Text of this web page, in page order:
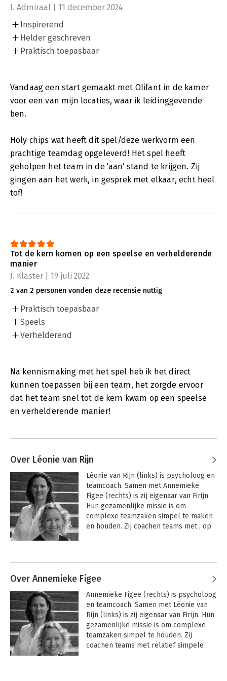
van de online werkvormen, makkelijk bij elkaar kunt zoeken.
De kaartenset kun je op heel veel manieren inzetten. Via de
QR-code kom je op de bijbehorende website waar wordt
uitgelegd hoe je de kaartenset effectief inzet. Je vindt daar ook
verschillende werkvormen.
I. Admiraal | 11 december 2024
Inspirerend
Helder geschreven
Praktisch toepasbaar
Vandaag een start gemaakt met Olifant in de kamer
voor een van mijn locaties, waar ik leidinggevende
ben.
Holy chips wat heeft dit spel/deze werkvorm een
prachtige teamdag opgeleverd! Het spel heeft
geholpen het team in de 'aan' stand te krijgen. Zij
gingen aan het werk, in gesprek met elkaar, echt heel
tof!
Tot de kern komen op een speelse en verhelderende
manier
J. Klaster | 19 juli 2022
2 van 2 personen vonden deze recensie nuttig
Praktisch toepasbaar
Speels
Verhelderend
Na kennismaking met het spel heb ik het direct
kunnen toepassen bij een team, het zorgde ervoor
dat het team snel tot de kern kwam op een speelse
en verhelderende manier!
Over Léonie van Rijn
Léonie van Rijn (links) is psycholoog en
teamcoach. Samen met Annemieke
Figee (rechts) is zij eigenaar van Firijn.
Hun gezamenlijke missie is om
complexe teamzaken simpel te maken
en houden. Zij coachen teams met , op
eigen methodiek om hardnekkige
ongeschreven regels van het team
spelen hierin een grote rol. Managers
en (team)coaches die met de methodiek
willen werken kunnen een training of
coachtraject bij Firijn volgen.
oprechtheid, rust en
Over Annemieke Figee
Annemieke Figee (rechts) is psycholoog
en teamcoach. Samen met Léonie van
Rijn (links) is zij eigenaar van Firijn. Hun
gezamenlijke missie is om complexe
teamzaken simpel te houden. Zij
coachen teams met relatief simpele
Ze begeleiden organisaties bij